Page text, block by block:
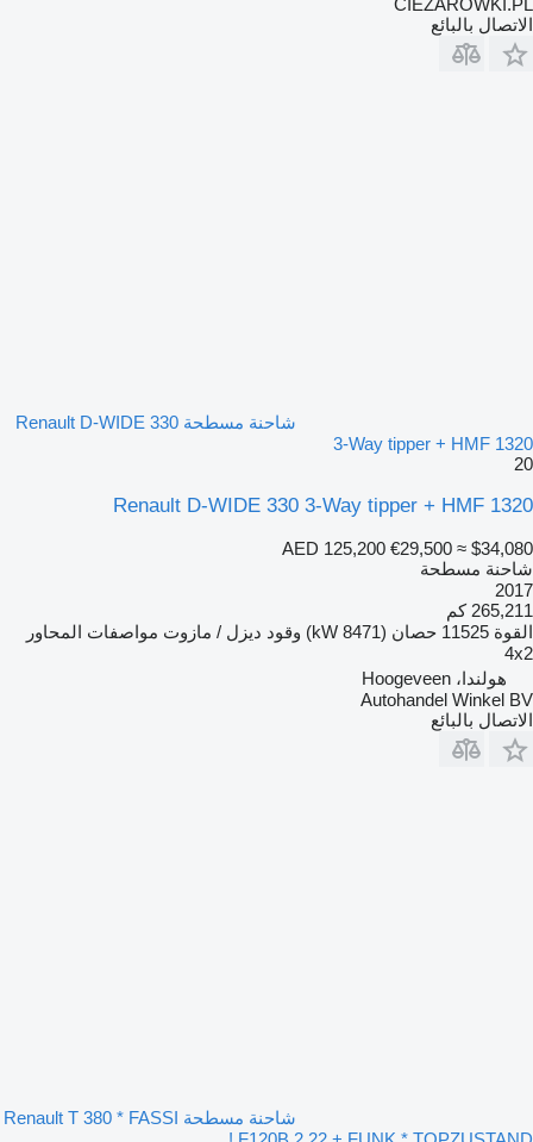
CIEZAROWKI.PL
الاتصال بالبائع
شاحنة مسطحة Renault D-WIDE 330
3-Way tipper + HMF 1320
20
Renault D-WIDE 330 3-Way tipper + HMF 1320
AED 125,200 €29,500 ≈ $34,080
شاحنة مسطحة
2017
265,211 كم
القوة 11525 حصان (8471 kW) وقود ديزل / مازوت مواصفات المحاور
4x2
هولندا، Hoogeveen
Autohandel Winkel BV
الاتصال بالبائع
شاحنة مسطحة Renault T 380 * FASSI